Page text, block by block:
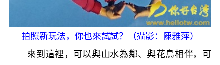
拍照新玩法，你也來試試？（攝影：陳雅萍）
來到這裡，可以與山水為鄰、與花鳥相伴，可